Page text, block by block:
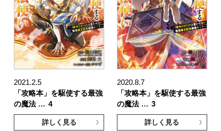
2021.2.5
「攻略本」を駆使する最強
の魔法 … 4
詳しく見る
2020.8.7
「攻略本」を駆使する最強
の魔法 … 3
詳しく見る